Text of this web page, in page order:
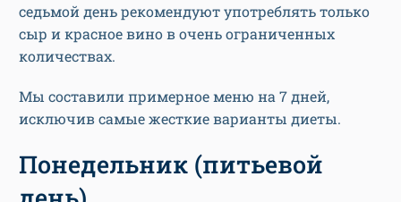
седьмой день рекомендуют употреблять только
сыр и красное вино в очень ограниченных
количествах.
Мы составили примерное меню на 7 дней,
исключив самые жесткие варианты диеты.
Понедельник (питьевой